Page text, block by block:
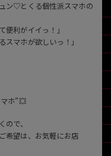
ン♡とくる個性派スマホの
利がイイっ！」
マホが欲しいっ！」
ホ”💥
で、
希望は、お気軽にお店